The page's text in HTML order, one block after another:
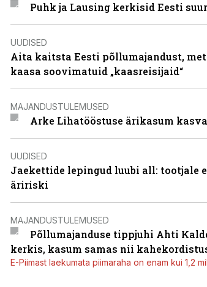
Puhk ja Lausing kerkisid Eesti
UUDISED
Aita kaitsta Eesti põllumajandust,
kaasa soovimatuid „kaasreisijaid“
MAJANDUSTULEMUSED
Arke Lihatööstuse ärikasum
UUDISED
Jaekettide lepingud luubi all: tootjale
äririski
MAJANDUSTULEMUSED
Põllumajanduse tippjuhi Ahti
kerkis, kasum samas nii
E-Piimast laekumata piimaraha on enam kui 1,2